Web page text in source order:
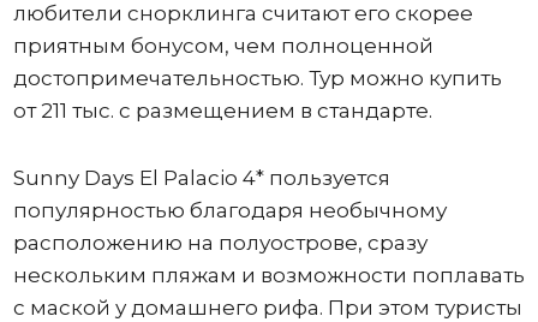
любители снорклинга считают его скорее
приятным бонусом, чем полноценной
достопримечательностью. Тур можно купить
от 211 тыс. с размещением в стандарте.
Sunny Days El Palacio 4* пользуется
популярностью благодаря необычному
расположению на полуострове, сразу
нескольким пляжам и возможности поплавать
с маской у домашнего рифа. При этом туристы